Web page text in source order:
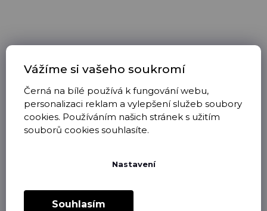
Vážíme si vašeho soukromí
Černá na bílé používá k fungování webu,
personalizaci reklam a vylepšení služeb soubory
cookies. Používáním našich stránek s užitím
souborů cookies souhlasíte.
Nastavení
Souhlasím
Bodyčko "MOJE
PRVNÍ VÁNOCE"
SOB
skladem(4 ks)
Bodyčko "KOUZLO
VÁNOC"
O
8položek celkem